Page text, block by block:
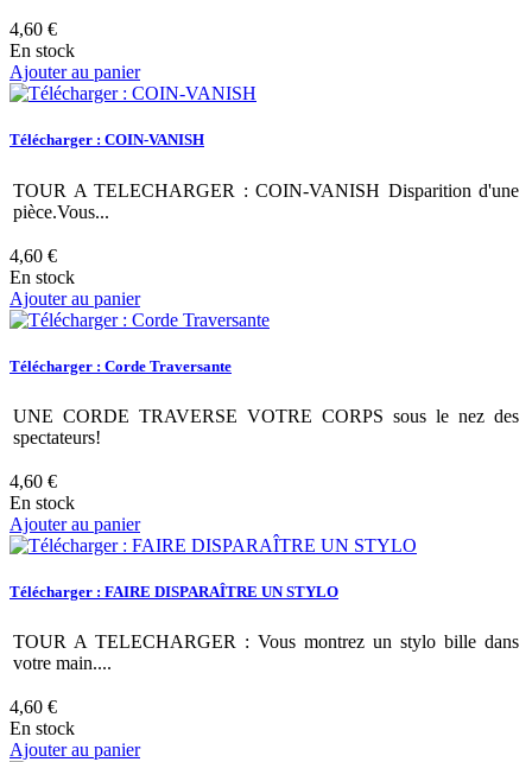
4,60 €
En stock
Ajouter au panier
Télécharger : COIN-VANISH
TOUR A TELECHARGER : COIN-VANISH Disparition d'une
pièce.Vous...
4,60 €
En stock
Ajouter au panier
Télécharger : Corde Traversante
UNE CORDE TRAVERSE VOTRE CORPS sous le nez des
spectateurs!
4,60 €
En stock
Ajouter au panier
Télécharger : FAIRE DISPARAÎTRE UN STYLO
TOUR A TELECHARGER : Vous montrez un stylo bille dans
votre main....
4,60 €
En stock
Ajouter au panier